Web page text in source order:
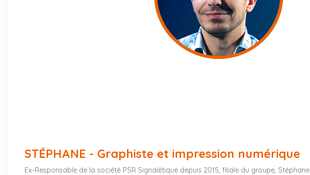
STÉPHANE - Graphiste et impression numérique
Ex-Responsable de la société PSR Signalétique depuis 2015, filiale du groupe, Stéphane